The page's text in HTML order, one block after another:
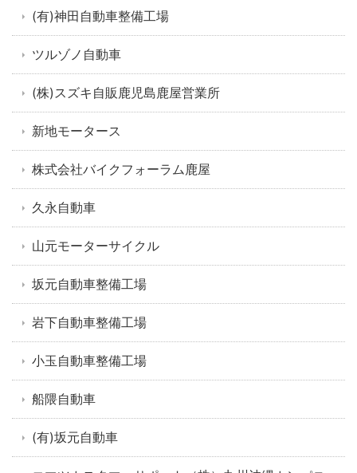
(有)神田自動車整備工場
ツルゾノ自動車
(株)スズキ自販鹿児島鹿屋営業所
新地モータース
株式会社バイクフォーラム鹿屋
久永自動車
山元モーターサイクル
坂元自動車整備工場
岩下自動車整備工場
小玉自動車整備工場
船隈自動車
(有)坂元自動車